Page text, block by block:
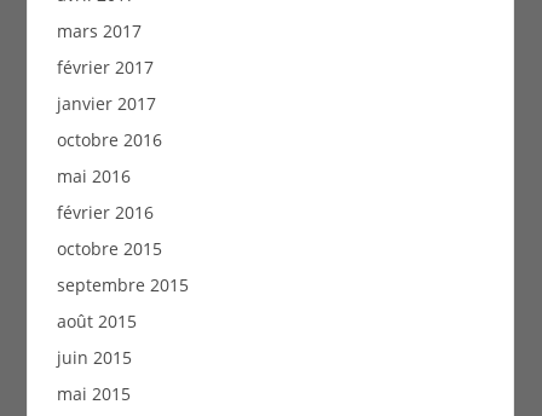
mars 2017
février 2017
janvier 2017
octobre 2016
mai 2016
février 2016
octobre 2015
septembre 2015
août 2015
juin 2015
mai 2015